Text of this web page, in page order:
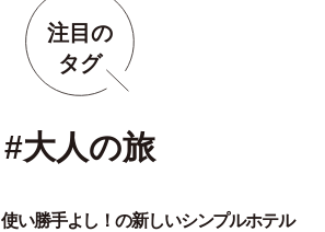
注目の
タグ
#大人の旅
使い勝手よし！の新しいシンプルホテル